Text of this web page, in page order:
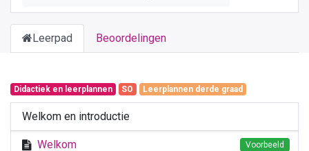
Leerpad Beoordelingen
Didactiek en leerplannen SO Leerplannen derde graad
Welkom en introductie
Welkom Voorbeeld